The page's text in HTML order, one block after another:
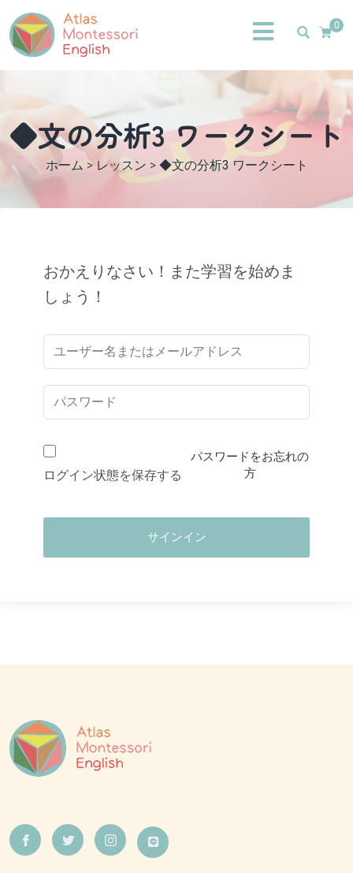
0
◆文の分析3 ワークシート
ホーム > レッスン > ◆文の分析3 ワークシート
おかえりなさい！また学習を始めま
しょう！
ログイン状態を保存する
パスワードをお忘れの
方
サインイン